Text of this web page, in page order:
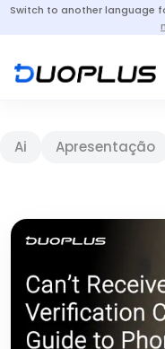
Switch to another language
Ai Apresentação